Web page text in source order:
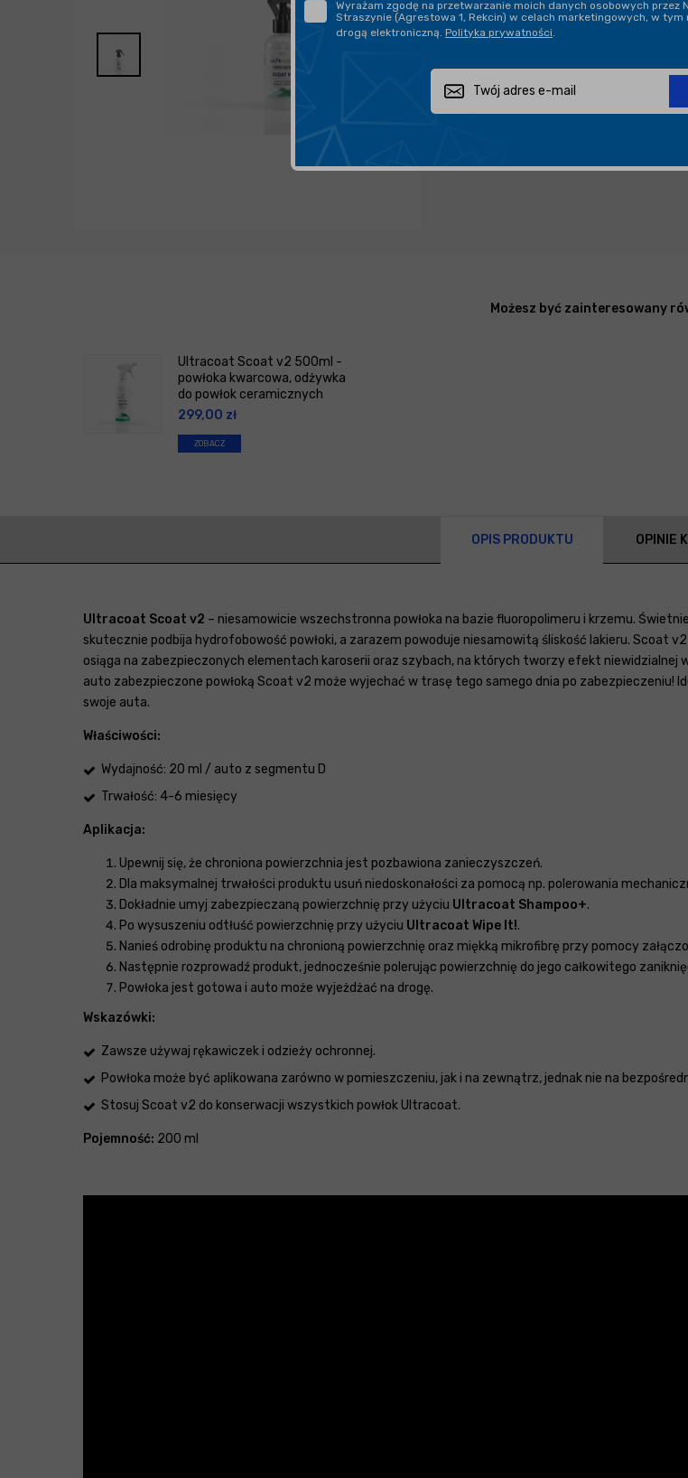
PROFESJONALNE DORADZTWO
Możesz być zainteresowany
Ultracoat Scoat v2 500ml -
powłoka kwarcowa, odżywka
do powłok ceramicznych
299,00 zł
ZOBACZ
OPIS PRODUKTU OPINIE
Ultracoat Scoat v2 – niesamowicie wszechstronna powłoka na bazie fluoropolimeru i krzemu.
skutecznie podbija hydrofobowość powłoki, a zarazem powoduje niesamowitą śliskość lakieru. Scoat
osiąga na zabezpieczonych elementach karoserii oraz szybach, na których tworzy efekt niewidzialnej
auto zabezpieczone powłoką Scoat v2 może wyjechać w trasę tego samego dnia po
swoje auta.
Właściwości:
Wydajność: 20 ml / auto z segmentu D
Trwałość: 4-6 miesięcy
Aplikacja:
Upewnij się, że chroniona powierzchnia jest pozbawiona zanieczyszczeń.
Dla maksymalnej trwałości produktu usuń niedoskonałości za pomocą np. polerowania
Dokładnie umyj zabezpieczaną powierzchnię przy użyciu Ultracoat Shampoo+.
Po wysuszeniu odtłuść powierzchnię przy użyciu Ultracoat Wipe It!.
Nanieś odrobinę produktu na chronioną powierzchnię oraz miękką mikrofibrę przy pomocy
Następnie rozprowadź produkt, jednocześnie polerując powierzchnię do jego całkowitego
Powłoka jest gotowa i auto może wyjeżdżać na drogę.
Wskazówki:
Zawsze używaj rękawiczek i odzieży ochronnej.
Powłoka może być aplikowana zarówno w pomieszczeniu, jak i na zewnątrz, jednak nie na
Stosuj Scoat v2 do konserwacji wszystkich powłok Ultracoat.
Pojemność: 200 ml
Wyrażam zgodę na przetwarzanie moich danych osobowych przez
Straszynie (Agrestowa 1, Rekcin) w celach marketingowych, w tym
drogą elektroniczną. Polityka prywatności